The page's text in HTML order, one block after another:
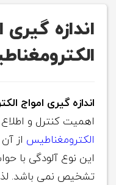
اندازه گیری
اندازه گیری امواج
اهمیت کنترل و اطلاع
الکترومغناطیس از
این نوع آلودگی با
تشخیص نمی باشد.